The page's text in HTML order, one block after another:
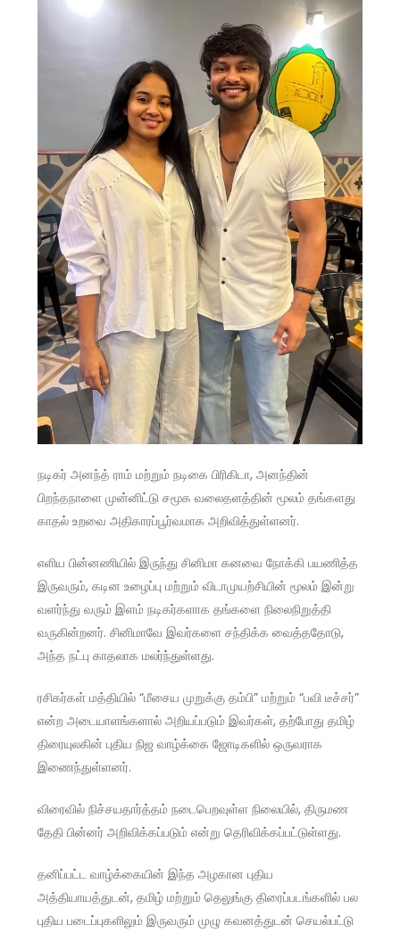
நடிகர் அனந்த் ராம் மற்றும் நடிகை பிரிகிடா, அனந்தின்
பிறந்தநாளை முன்னிட்டு சமூக வலைதளத்தின் மூலம் தங்களது
காதல் உறவை அதிகாரப்பூர்வமாக அறிவித்துள்ளனர்.
எளிய பின்னணியில் இருந்து சினிமா கனவை நோக்கி பயணித்த
இருவரும், கடின உழைப்பு மற்றும் விடாமுயற்சியின் மூலம் இன்று
வளர்ந்து வரும் இளம் நடிகர்களாக தங்களை நிலைநிறுத்தி
வருகின்றனர். சினிமாவே இவர்களை சந்திக்க வைத்ததோடு,
அந்த நட்பு காதலாக மலர்ந்துள்ளது.
ரசிகர்கள் மத்தியில் “மீசைய முறுக்கு தம்பி” மற்றும் “பவி டீச்சர்”
என்ற அடையாளங்களால் அறியப்படும் இவர்கள், தற்போது தமிழ்
திரையுலகின் புதிய நிஜ வாழ்க்கை ஜோடிகளில் ஒருவராக
இணைந்துள்ளனர்.
விரைவில் நிச்சயதார்த்தம் நடைபெறவுள்ள நிலையில், திருமண
தேதி பின்னர் அறிவிக்கப்படும் என்று தெரிவிக்கப்பட்டுள்ளது.
தனிப்பட்ட வாழ்க்கையின் இந்த அழகான புதிய
அத்தியாயத்துடன், தமிழ் மற்றும் தெலுங்கு திரைப்படங்களில் பல
புதிய படைப்புகளிலும் இருவரும் முழு கவனத்துடன் செயல்பட்டு